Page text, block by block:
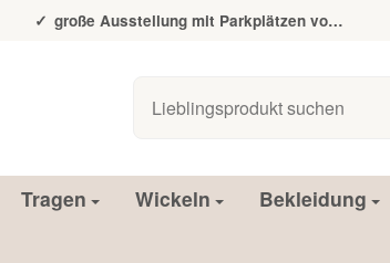
große Ausstellung mit Parkplätzen vor der Tür
Tragen Wickeln Bekleidung